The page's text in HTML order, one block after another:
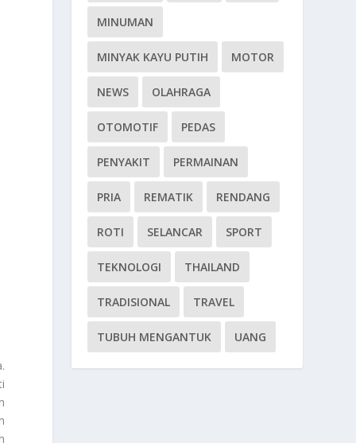
MINUMAN
MINYAK KAYU PUTIH MOTOR
NEWS OLAHRAGA
OTOMOTIF PEDAS
PENYAKIT PERMAINAN
PRIA REMATIK RENDANG
ROTI SELANCAR SPORT
TEKNOLOGI THAILAND
TRADISIONAL TRAVEL
TUBUH MENGANTUK UANG